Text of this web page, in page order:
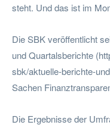
steht. Und das ist im
Die SBK veröffentlicht
und Quartalsberichte
sbk/aktuelle-berichte-
Sachen
Die Ergebnisse der